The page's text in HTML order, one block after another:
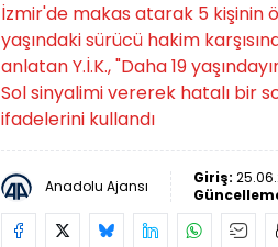
İzmir'de makas atarak 5 kişinin
yaşındaki sürücü hakim
anlatan Y.İ.K., "Daha 19
Sol sinyalimi vererek hatalı bir
ifadelerini kullandı
Anadolu Ajansı Giriş: